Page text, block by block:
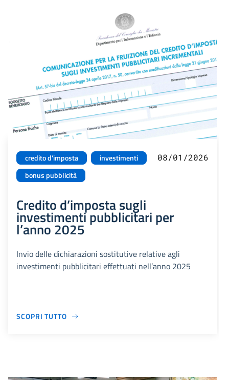
credito d'imposta
investimenti
bonus pubblicità
08/01/2026
Credito d’imposta sugli
investimenti pubblicitari per
l’anno 2025
Invio delle dichiarazioni sostitutive relative agli
investimenti pubblicitari effettuati nell’anno 2025
SCOPRI TUTTO